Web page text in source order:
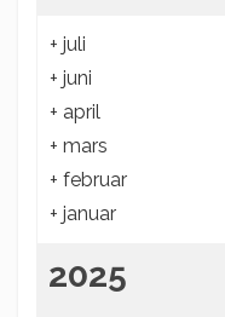
+ juli
+ juni
+ april
+ mars
+ februar
+ januar
2025